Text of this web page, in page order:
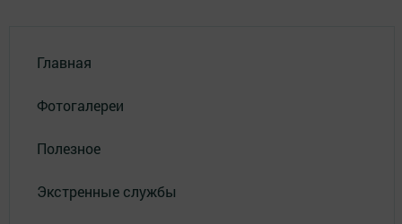
Главная
Фотогалереи
Полезное
Экстренные службы